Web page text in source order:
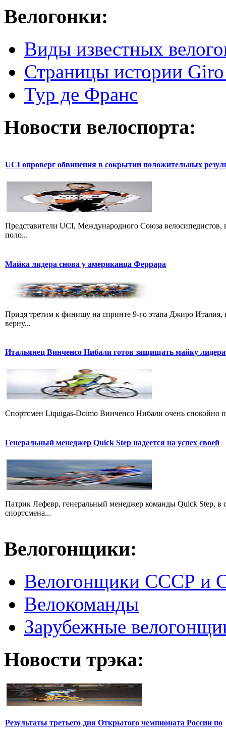
Велогонки:
Виды известных
Страницы истории
Тур де Франс
Новости велоспорта:
UCI опроверг обвинения в сокрытии положительных
Представители UCI, Международного Союза
поло...
Майка лидера снова у американца Феррара
Придя третим к финишу на спринте 9-го этапа Джиро
верну...
Итальянец Винченсо Нибали готов защищать майку
Cпортсмен Liquigas-Doimo Винченсо Нибали очень спокойно
Генеральный менеджер Quick Step надеется на успех своей
Патрик Лефевр, генеральный менеджер команды Quick Step, в
спортсмена...
Велогонщики:
Велогонщики СССР и
Велокоманды
Зарубежные
Новости трэка:
Результаты третьего дня Открытого чемпионата России по